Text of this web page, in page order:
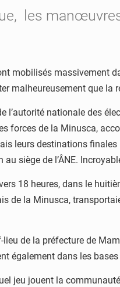
les
mobilisés massivement
malheureusement que la
l’autorité nationale des
forces de la Minusca,
leurs destinations
siège de l’ÂNE.
18 heures, dans le
de la Minusca,
de la préfecture de
également dans les
jeu jouent la